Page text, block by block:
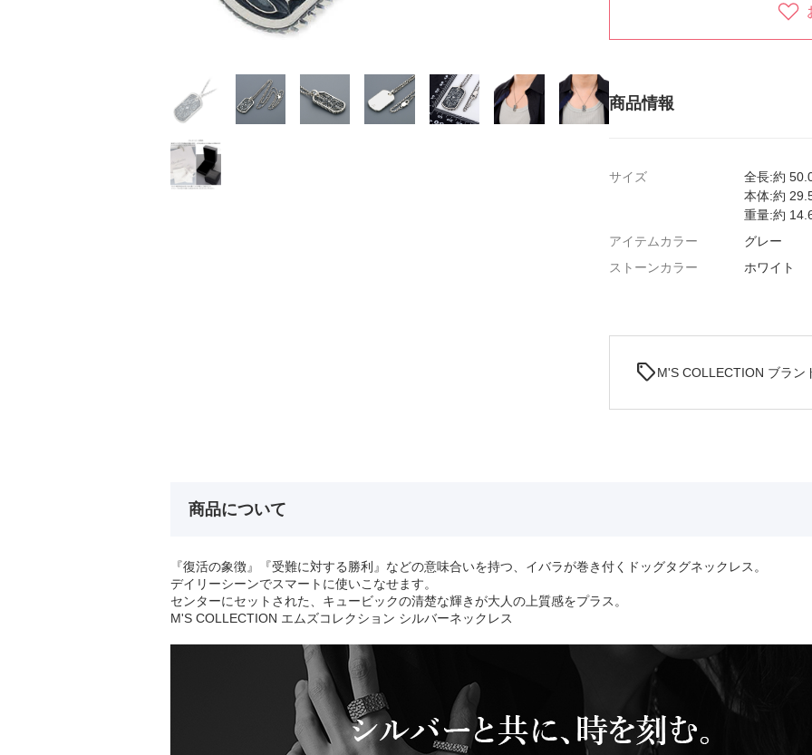
商品情報
サイズ
全長:約
本体:約
重量:約
アイテムカラー
グレー
ストーンカラー
ホワイト
sellM'S COLLECTION ブラン
商品について
『復活の象徴』『受難に対する勝利』などの意味合いを持つ、イバラが巻き付くドッグタグネックレス。
デイリーシーンでスマートに使いこなせます。
センターにセットされた、キュービックの清楚な輝きが大人の上質感をプラス。
M'S COLLECTION エムズコレクション シルバーネックレス